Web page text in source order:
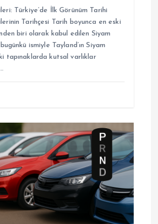
Türkiye’de İlk Görünüm Tarihi
Tarihçesi Tarih boyunca en eski
biri olarak kabul edilen Siyam
ismiyle Tayland’ın Siyam
tapınaklarda kutsal varlıklar